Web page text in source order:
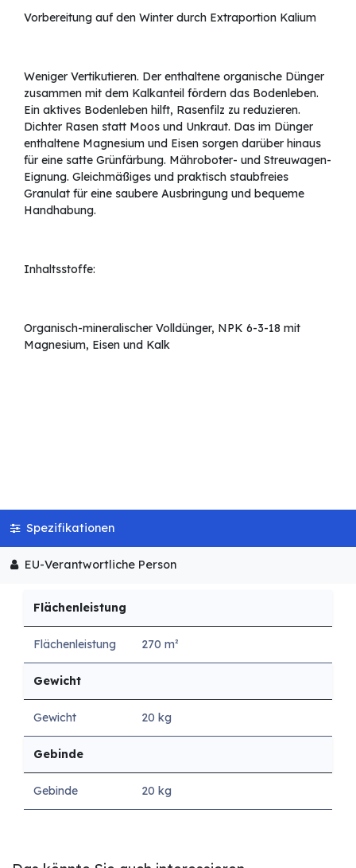
Vorbereitung auf den Winter durch Extraportion Kalium
Weniger Vertikutieren. Der enthaltene organische Dünger
zusammen mit dem Kalkanteil fördern das Bodenleben.
Ein aktives Bodenleben hilft, Rasenfilz zu reduzieren.
Dichter Rasen statt Moos und Unkraut. Das im Dünger
enthaltene Magnesium und Eisen sorgen darüber hinaus
für eine satte Grünfärbung. Mähroboter- und Streuwagen-
Eignung. Gleichmäßiges und praktisch staubfreies
Granulat für eine saubere Ausbringung und bequeme
Handhabung.
Inhaltsstoffe:
Organisch-mineralischer Volldünger, NPK 6-3-18 mit
Magnesium, Eisen und Kalk
Spezifikationen
EU-Verantwortliche Person
Flächenleistung
Flächenleistung 270 m²
Gewicht
Gewicht 20 kg
Gebinde
Gebinde 20 kg